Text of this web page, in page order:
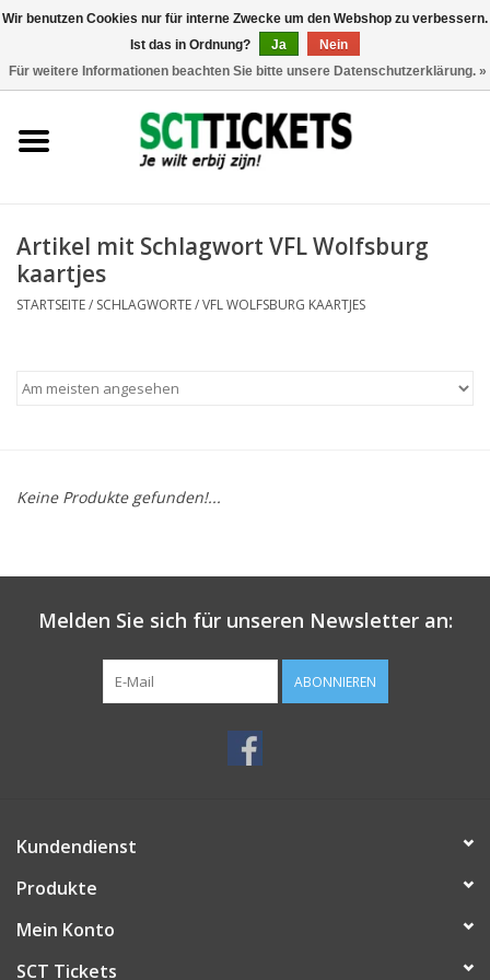
Artikel mit Schlagwort VFL Wolfsburg
kaartjes
STARTSEITE/ SCHLAGWORTE/VFL WOLFSBURG KAARTJES
Keine Produkte gefunden!...
Melden Sie sich für unseren Newsletter an:
ABONNIEREN
Kundendienst
Produkte
Mein Konto
SCT Tickets
Wir benutzen Cookies nur für interne Zwecke um den Webshop zu verbessern.
Ist das in Ordnung?
Ja
Nein
Für weitere Informationen beachten Sie bitte unsere Datenschutzerklärung. »